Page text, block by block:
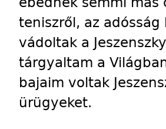
teniszről, az
vádoltak a
tárgyaltam a
bajaim voltak
ürügyeket.